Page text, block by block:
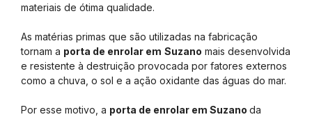
materiais de ótima qualidade.
As matérias primas que são utilizadas na fabricação
tornam a porta de enrolar em Suzano mais desenvolvida
e resistente à destruição provocada por fatores externos
como a chuva, o sol e a ação oxidante das águas do mar.
Por esse motivo, a porta de enrolar em Suzano da